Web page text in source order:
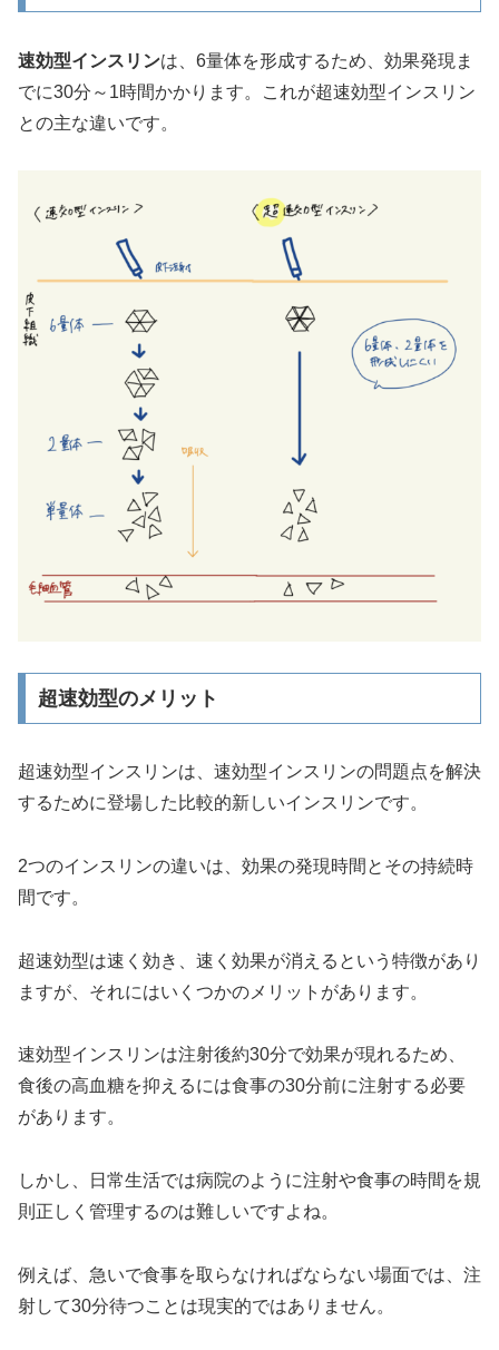
速効型インスリンは、6量体を形成するため、効果発現ま
でに30分～1時間かかります。これが超速効型インスリン
との主な違いです。
超速効型のメリット
超速効型インスリンは、速効型インスリンの問題点を解決
するために登場した比較的新しいインスリンです。
2つのインスリンの違いは、効果の発現時間とその持続時
間です。
超速効型は速く効き、速く効果が消えるという特徴があり
ますが、それにはいくつかのメリットがあります。
速効型インスリンは注射後約30分で効果が現れるため、
食後の高血糖を抑えるには食事の30分前に注射する必要
があります。
しかし、日常生活では病院のように注射や食事の時間を規
則正しく管理するのは難しいですよね。
例えば、急いで食事を取らなければならない場面では、注
射して30分待つことは現実的ではありません。